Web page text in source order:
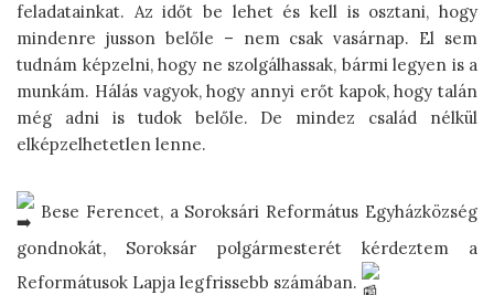
feladatainkat. Az időt be lehet és kell is osztani, hogy
mindenre jusson belőle – nem csak vasárnap. El sem
tudnám képzelni, hogy ne szolgálhassak, bármi legyen is a
munkám. Hálás vagyok, hogy annyi erőt kapok, hogy talán
még adni is tudok belőle. De mindez család nélkül
elképzelhetetlen lenne.
Bese Ferencet, a Soroksári Református Egyházközség
gondnokát, Soroksár polgármesterét kérdeztem a
Reformátusok Lapja legfrissebb számában.